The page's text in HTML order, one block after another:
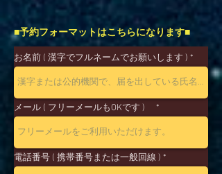
■予約フォーマットはこちらになります■
お名前 ( 漢字でフルネームでお願いします )
メール ( フリーメールもOKです )
電話番号 ( 携帯番号または一般回線 )